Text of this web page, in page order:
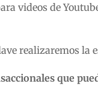
videos de
realizaremos la
que